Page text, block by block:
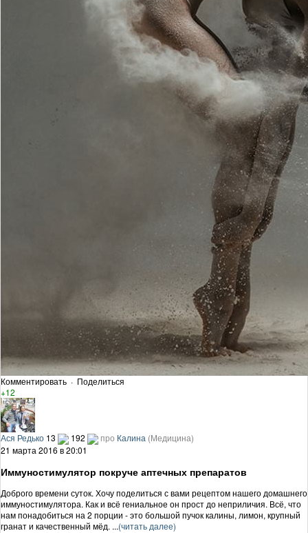
Комментировать · Поделиться
+12
Ася Редько 13 192 про Калина (Медицина)
21 марта 2016 в 20:01
Иммуностимулятор покруче аптечных препаратов
Доброго времени суток. Хочу поделиться с вами рецептом нашего домашнего
иммуностимулятора. Как и всё гениальное он прост до неприличия. Всё, что
нам понадобиться на 2 порции - это большой пучок калины, лимон, крупный
гранат и качественный мёд. ...(читать далее)